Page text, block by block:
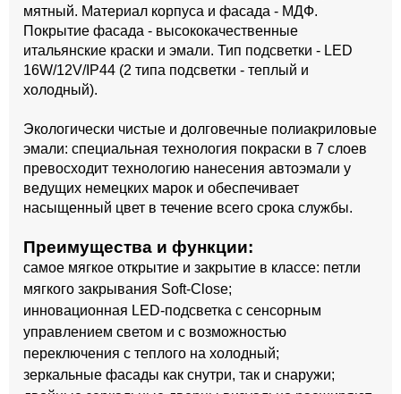
мятный. Материал корпуса и фасада - МДФ.
Покрытие фасада - высококачественные
итальянские краски и эмали. Тип подсветки - LED
16W/12V/IP44 (2 типа подсветки - теплый и
холодный).
Экологически чистые и долговечные полиакриловые
эмали: специальная технология покраски в 7 слоев
превосходит технологию нанесения автоэмали у
ведущих немецких марок и обеспечивает
насыщенный цвет в течение всего срока службы.
Преимущества и функции:
самое мягкое открытие и закрытие в классе: петли
мягкого закрывания Soft-Close;
инновационная LED-подсветка с сенсорным
управлением светом и с возможностью
переключения с теплого на холодный;
зеркальные фасады как снутри, так и снаружи;